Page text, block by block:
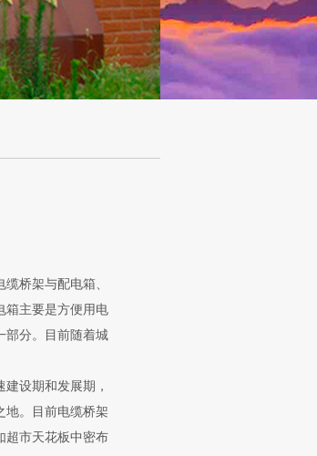
桥架与配电箱、
箱主要是方便用电
部分。目前随着城
设期和发展期，
地。目前电缆桥架
超市天花板中密布